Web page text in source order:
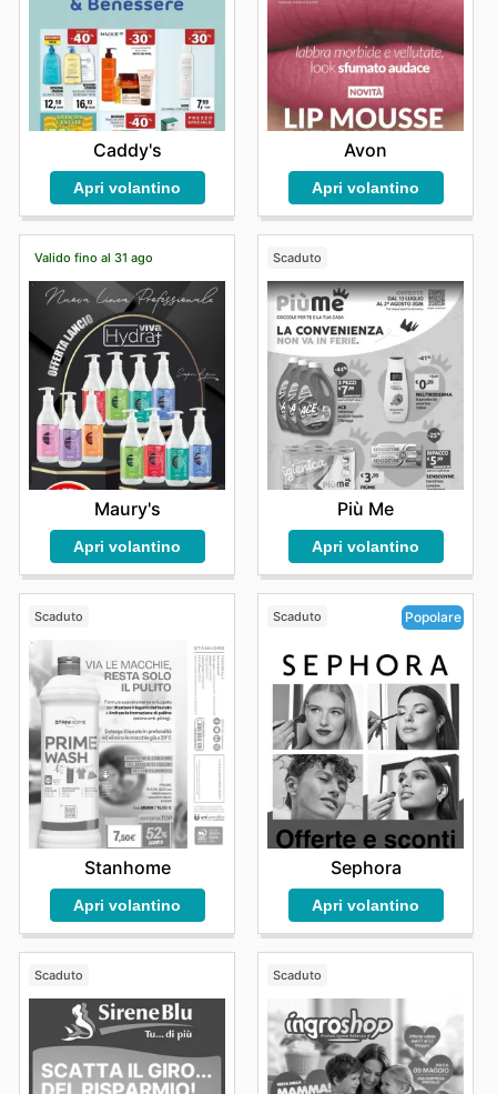
Caddy's
Apri volantino
Avon
Apri volantino
Valido fino al 31 ago
Maury's
Apri volantino
Scaduto
Più Me
Apri volantino
Scaduto
Stanhome
Apri volantino
Scaduto Popolare
Sephora
Apri volantino
Scaduto Scaduto